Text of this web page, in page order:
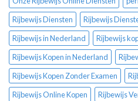
Rijbewijs Diensten
Rijbewijs
Rijbewijs in Nederland
Rijbewijs
Rijbewijs Kopen in Nederland
Rijbewijs Kopen Zonder Examen
Rijbewijs Online Kopen
Rijbewijs